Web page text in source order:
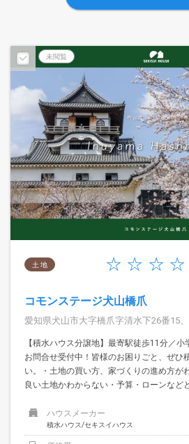
未閲覧
土 地
コモンステージ犬山橋爪
愛知県犬山市大字橋爪字清水下26番15
【積水ハウス分譲地】最寄駅徒歩11分／
お問合せ受付中！皆様のお困りごと、ぜひ
い。・土地の買い方、家づくりの進め方が
良い土地かわからない・予算・ローンなど
ハウスメーカー
積水ハウス/セキスイハウス